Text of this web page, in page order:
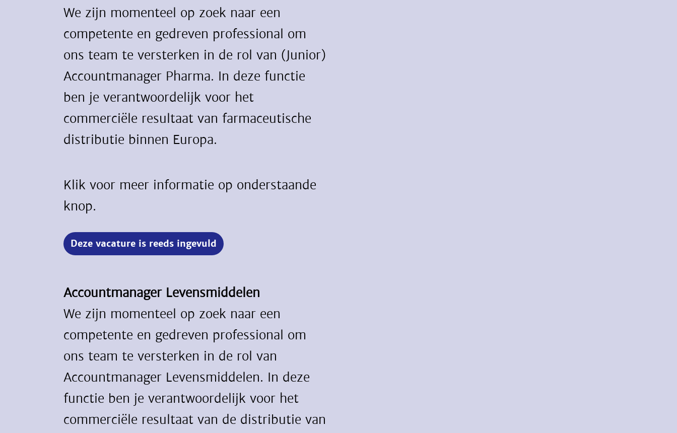
We zijn momenteel op zoek naar een
competente en gedreven professional om
ons team te versterken in de rol van (Junior)
Accountmanager Pharma. In deze functie
ben je verantwoordelijk voor het
commerciële resultaat van farmaceutische
distributie binnen Europa.
Klik voor meer informatie op onderstaande
knop.
Deze vacature is reeds ingevuld
Accountmanager Levensmiddelen
We zijn momenteel op zoek naar een
competente en gedreven professional om
ons team te versterken in de rol van
Accountmanager Levensmiddelen. In deze
functie ben je verantwoordelijk voor het
commerciële resultaat van de distributie van